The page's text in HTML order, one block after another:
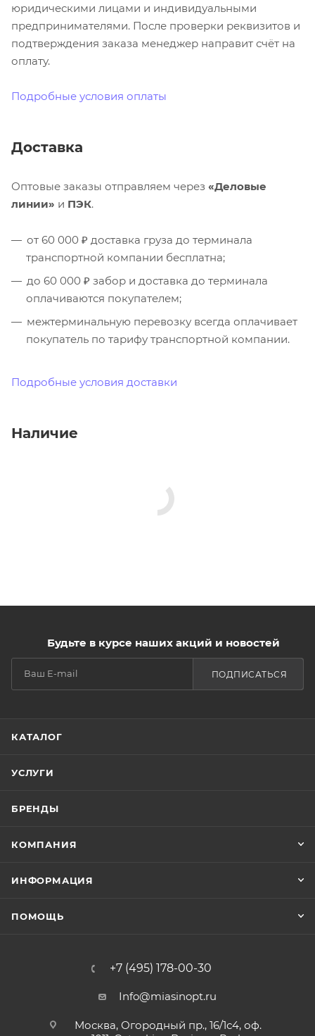
юридическими лицами и индивидуальными
предпринимателями. После проверки реквизитов и
подтверждения заказа менеджер направит счёт на
оплату.
Подробные условия оплаты
Доставка
Оптовые заказы отправляем через «Деловые
линии» и ПЭК.
от 60 000 ₽ доставка груза до терминала
транспортной компании бесплатна;
до 60 000 ₽ забор и доставка до терминала
оплачиваются покупателем;
межтерминальную перевозку всегда оплачивает
покупатель по тарифу транспортной компании.
Подробные условия доставки
Наличие
Будьте в курсе наших акций и новостей
ПОДПИСАТЬСЯ
КАТАЛОГ
УСЛУГИ
БРЕНДЫ
КОМПАНИЯ
ИНФОРМАЦИЯ
ПОМОЩЬ
+7 (495) 178-00-30
Info@miasinopt.ru
Москва, Огородный пр., 16/1с4, оф.